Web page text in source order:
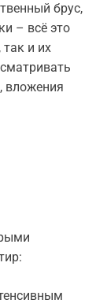
брус,
– всё это
и их
вложения